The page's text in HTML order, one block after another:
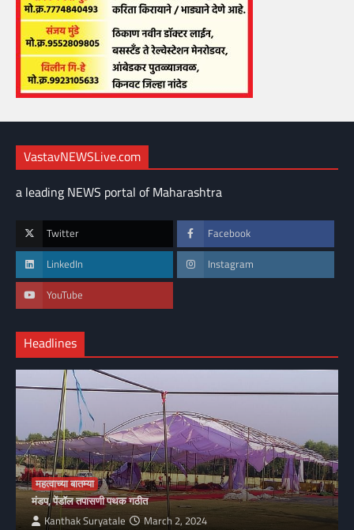
VastavNEWSLive.com
a leading NEWS portal of Maharashtra
Twitter Facebook
LinkedIn Instagram
YouTube
Headlines
महत्वाच्या बातम्या
मंडप, पेंडॉल तपासणी पथक गठीत
Kanthak Suryatale March 2, 2024